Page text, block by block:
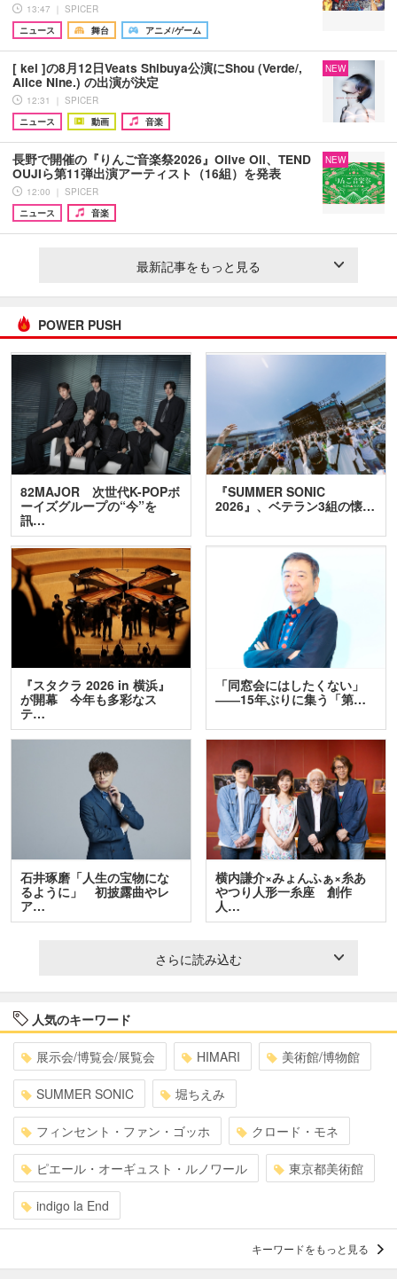
13:47 ｜ SPICER
ニュース
舞台 アニメ/ゲーム
[ kei ]の8月12日Veats Shibuya公演にShou (Verde/,
Alice Nine.) の出演が決定
12:31 ｜ SPICER
ニュース
動画 音楽
NEW
長野で開催の『りんご音楽祭2026』Olive Oil、TEND
OUJIら第11弾出演アーティスト（16組）を発表
12:00 ｜ SPICER
ニュース
音楽
NEW
最新記事をもっと見る
POWER PUSH
82MAJOR 次世代K-POPボ
ーイズグループの“今”を
訊…
『SUMMER SONIC
2026』、ベテラン3組の懐…
『スタクラ 2026 in 横浜』
が開幕 今年も多彩なス
テ…
「同窓会にはしたくない」
――15年ぶりに集う「第…
石井琢磨「人生の宝物にな
るように」 初披露曲やレ
ア…
横内謙介×みょんふぁ×糸あ
やつり人形一糸座 創作
人…
さらに読み込む
人気のキーワード
展示会/博覧会/展覧会 HIMARI 美術館/博物館
SUMMER SONIC 堀ちえみ
フィンセント・ファン・ゴッホ クロード・モネ
ピエール・オーギュスト・ルノワール 東京都美術館
indigo la End
キーワードをもっと見る